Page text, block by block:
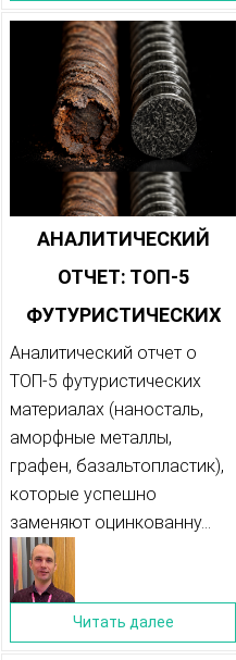
АНАЛИТИЧЕСКИЙ
ОТЧЕТ: ТОП-5
ФУТУРИСТИЧЕСКИХ
МАТЕРИАЛОВ,
КОНКУРИРУЮЩИХ С
ОЦИНКОВАННОЙ
СТАЛЬЮ
Аналитический отчет о
ТОП-5 футуристических
материалах (наносталь,
аморфные металлы,
графен, базальтопластик),
которые успешно
заменяют оцинкованну...
Читать далее